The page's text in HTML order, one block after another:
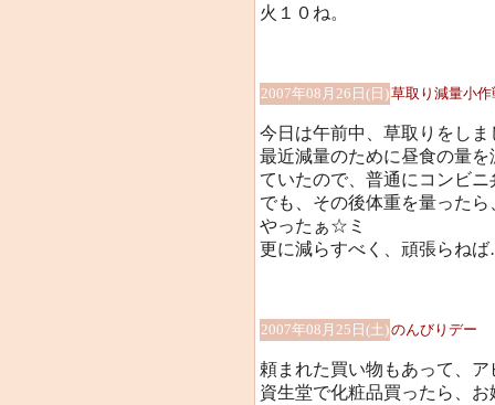
火１０ね。
2007年08月26日(日)草取り減量小作
今日は午前中、草取りをし
最近減量のために昼食の量
ていたので、普通にコンビ
でも、その後体重を量った
やったぁ☆ミ
更に減らすべく、頑張らね
2007年08月25日(土)のんびりデー
頼まれた買い物もあって、
資生堂で化粧品買ったら、